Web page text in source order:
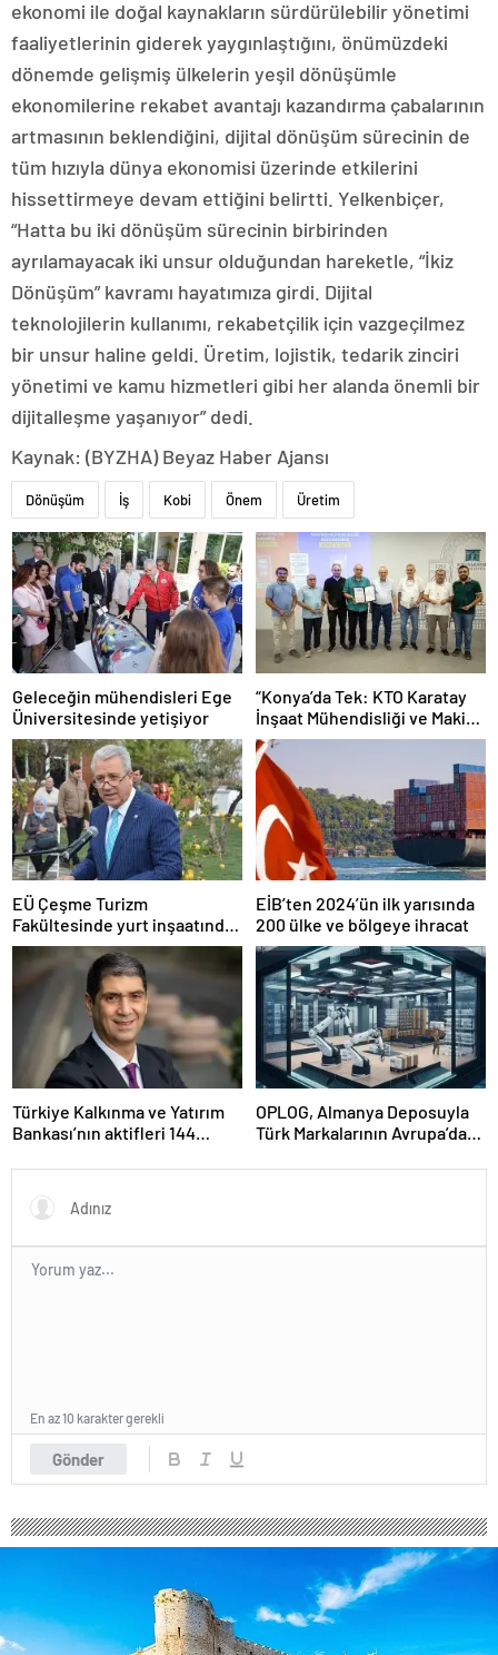
ekonomi ile doğal kaynakların sürdürülebilir yönetimi
faaliyetlerinin giderek yaygınlaştığını, önümüzdeki
dönemde gelişmiş ülkelerin yeşil dönüşümle
ekonomilerine rekabet avantajı kazandırma çabalarının
artmasının beklendiğini, dijital dönüşüm sürecinin de
tüm hızıyla dünya ekonomisi üzerinde etkilerini
hissettirmeye devam ettiğini belirtti. Yelkenbiçer,
“Hatta bu iki dönüşüm sürecinin birbirinden
ayrılamayacak iki unsur olduğundan hareketle, “İkiz
Dönüşüm” kavramı hayatımıza girdi. Dijital
teknolojilerin kullanımı, rekabetçilik için vazgeçilmez
bir unsur haline geldi. Üretim, lojistik, tedarik zinciri
yönetimi ve kamu hizmetleri gibi her alanda önemli bir
dijitalleşme yaşanıyor” dedi.
Kaynak: (BYZHA) Beyaz Haber Ajansı
Dönüşüm İş Kobi Önem Üretim
Geleceğin mühendisleri Ege
Üniversitesinde yetişiyor
“Konya’da Tek: KTO Karatay
İnşaat Mühendisliği ve Makine
Mühendisliği Bölümleri
Avrupa’da Tanınacak”
EÜ Çeşme Turizm
Fakültesinde yurt inşaatında
sona gelindi
EİB’ten 2024’ün ilk yarısında
200 ülke ve bölgeye ihracat
Türkiye Kalkınma ve Yatırım
Bankası’nın aktifleri 144
OPLOG, Almanya Deposuyla
Türk Markalarının Avrupa’da
Gönder
En az 10 karakter gerekli